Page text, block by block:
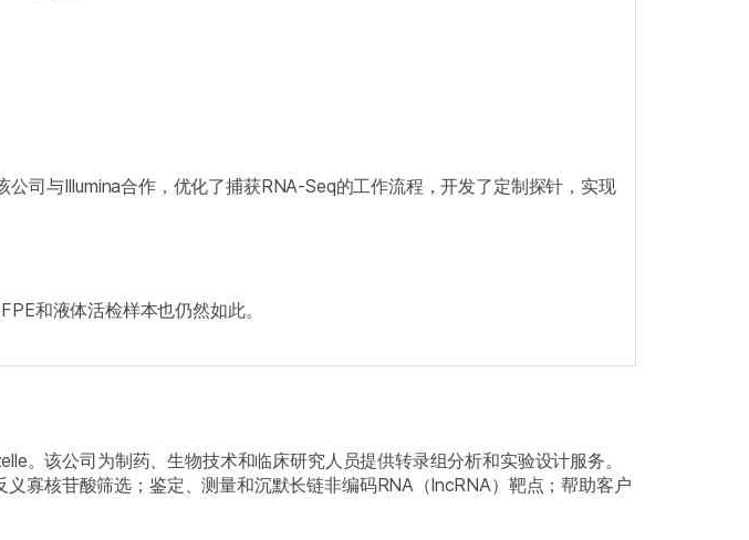
司与Illumina合作，优化了捕获RNA-Seq的工作流程，开发了定制探针，实现
和液体活检样本也仍然如此。
。该公司为制药、生物技术和临床研究人员提供转录组分析和实验设计服务。
寡核苷酸筛选；鉴定、测量和沉默长链非编码RNA（lncRNA）靶点；帮助客户